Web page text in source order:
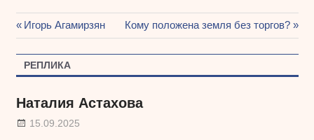
Навигация
по
Предыдущая
запись:
Игорь Агамирзян
Следующая
запись:
Кому положена земля без торгов?
РЕПЛИКА
Наталия Астахова
15.09.2025